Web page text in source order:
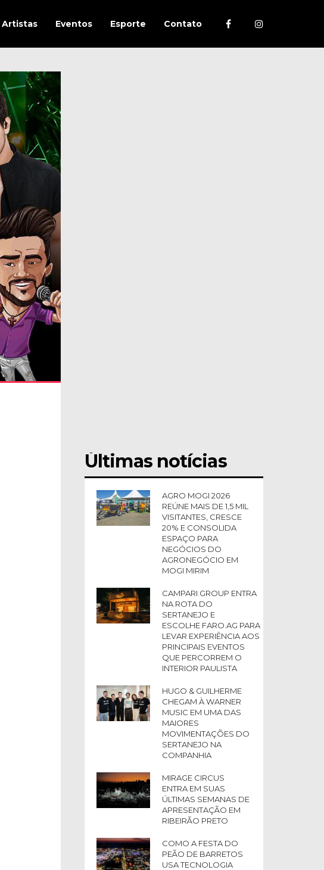
Artistas Eventos Esporte Contato
Últimas notícias
AGRO MOGI 2026
REÚNE MAIS DE 1,5 MIL
VISITANTES, CRESCE
20% E CONSOLIDA
ESPAÇO PARA
NEGÓCIOS DO
AGRONEGÓCIO EM
MOGI MIRIM
CAMPARI GROUP ENTRA
NA ROTA DO
SERTANEJO E
ESCOLHE FARO.AG PARA
LEVAR EXPERIÊNCIA AOS
PRINCIPAIS EVENTOS
QUE PERCORREM O
INTERIOR PAULISTA
HUGO & GUILHERME
CHEGAM À WARNER
MUSIC EM UMA DAS
MAIORES
MOVIMENTAÇÕES DO
SERTANEJO NA
COMPANHIA
MIRAGE CIRCUS
ENTRA EM SUAS
ÚLTIMAS SEMANAS DE
APRESENTAÇÃO EM
RIBEIRÃO PRETO
COMO A FESTA DO
PEÃO DE BARRETOS
USA TECNOLOGIA